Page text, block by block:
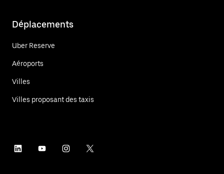
Déplacements
Uber Reserve
Aéroports
Villes
Villes proposant des taxis